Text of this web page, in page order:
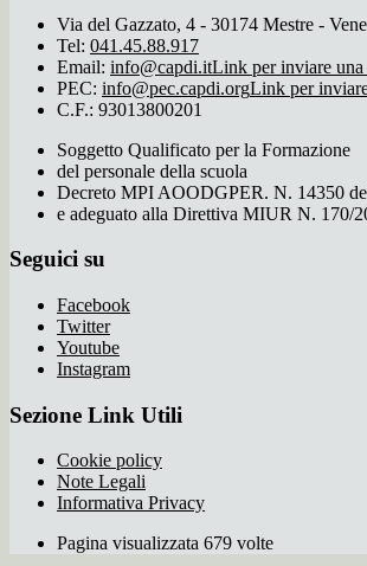
Via del Gazzato, 4 - 30174 Mestre -
Tel: 041.45.88.917
Email: info@capdi.itLink per inviare una
PEC: info@pec.capdi.orgLink per
C.F.: 93013800201
Soggetto Qualificato per la Formazione
del personale della scuola
Decreto MPI AOODGPER. N. 14350
e adeguato alla Direttiva MIUR N. 170/
Seguici su
Facebook
Twitter
Youtube
Instagram
Sezione Link Utili
Cookie policy
Note Legali
Informativa Privacy
Pagina visualizzata 679 volte